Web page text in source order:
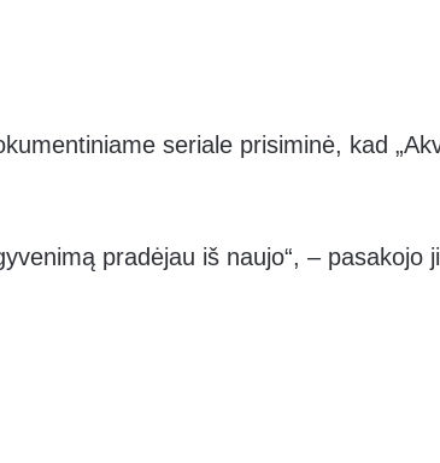
seriale prisiminė, kad
pradėjau iš naujo“, – pasakojo